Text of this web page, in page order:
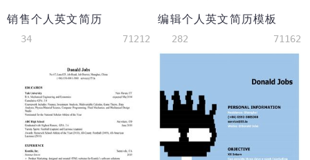
销售个人英文简历
34 71212
编辑个人英文简历模板
282 71162